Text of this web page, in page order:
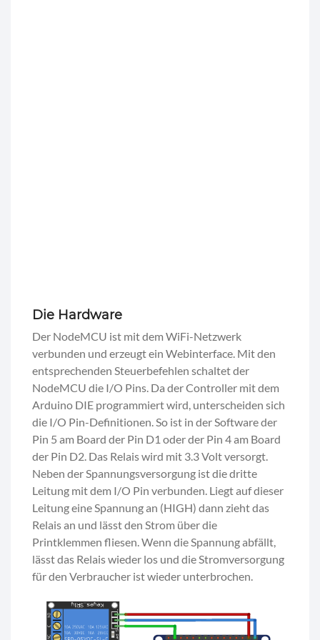
Die Hardware
Der NodeMCU ist mit dem WiFi-Netzwerk
verbunden und erzeugt ein Webinterface. Mit den
entsprechenden Steuerbefehlen schaltet der
NodeMCU die I/O Pins. Da der Controller mit dem
Arduino DIE programmiert wird, unterscheiden sich
die I/O Pin-Definitionen. So ist in der Software der
Pin 5 am Board der Pin D1 oder der Pin 4 am Board
der Pin D2. Das Relais wird mit 3.3 Volt versorgt.
Neben der Spannungsversorgung ist die dritte
Leitung mit dem I/O Pin verbunden. Liegt auf dieser
Leitung eine Spannung an (HIGH) dann zieht das
Relais an und lässt den Strom über die
Printklemmen fliesen. Wenn die Spannung abfällt,
lässt das Relais wieder los und die Stromversorgung
für den Verbraucher ist wieder unterbrochen.